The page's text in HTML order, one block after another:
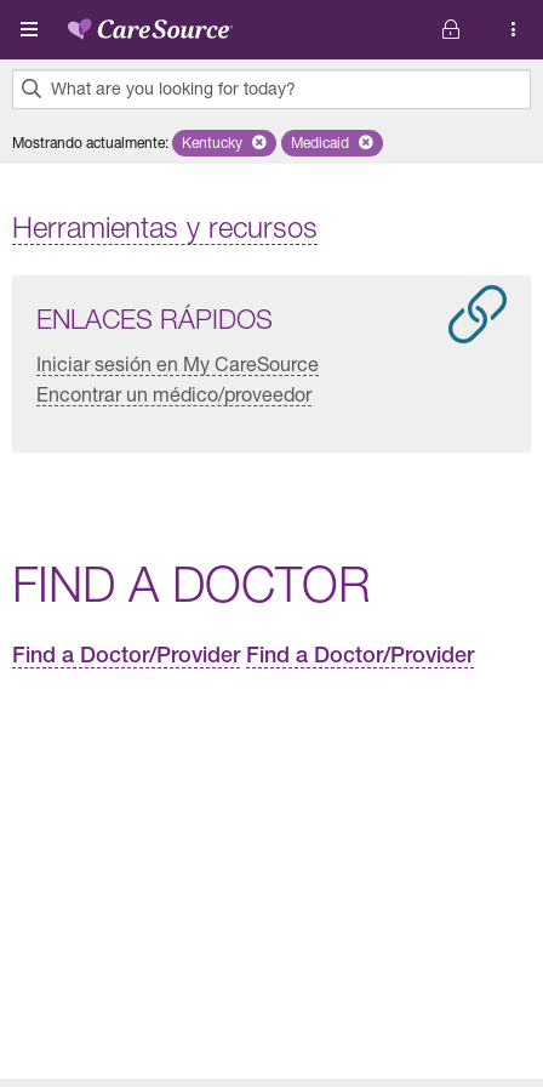
Pasar al contenido principal
What are you looking for today?
results
Mostrando actualmente: Remove selected state 'Kentucky'
Kentucky Remove selected plan 'Medicaid'
Medicaid
Herramientas y recursos
ENLACES RÁPIDOS
Iniciar sesión en My CareSource
Encontrar un médico/proveedor
FIND A DOCTOR
Find a Doctor/Provider Find a Doctor/Provider